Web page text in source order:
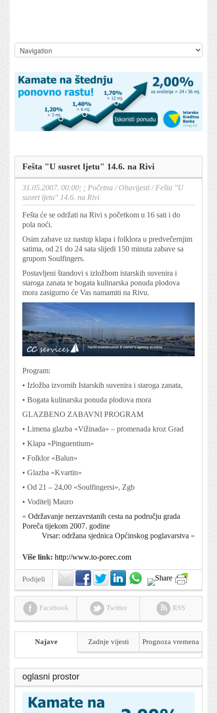
Fešta "U susret ljetu" 14.6. na Rivi
31.05.2007. 00:00; ; Početna /Obavijesti /Fešta "U
susret ljetu" 14.6. na Rivi
Fešta će se održati na Rivi s početkom u 16 sati i do
pola noći.
Osim zabave uz nastup klapa i folklora u predvečernjim
satima, od 21 do 24 sata slijedi 150 minuta zabave sa
grupom Soulfingers.
Postavljeni štandovi s izložbom istarskih suvenira i
staroga zanata te bogata kulinarska ponuda plodova
mora zasigurno će Vas namamiti na Rivu.
Program:
• Izložba izvornih Istarskih suvenira i staroga zanata,
• Bogata kulinarska ponuda plodova mora
GLAZBENO ZABAVNI PROGRAM
• Limena glazba «Vižinada» – promenada kroz Grad
• Klapa «Pinguentium»
• Folklor «Balun»
• Glazba «Kvartin»
• Od 21 – 24,00 «Soulfingersi», Zgb
• Voditelj Mauro
« Održavanje nerzavrstanih cesta na području grada
Poreča tijekom 2007. godine
Vrsar: održana sjednica Općinskog poglavarstva »
Više link: http://www.to-porec.com
Podijeli
Facebook Twitter RSS
Najave Zadnje vijesti Prognoza vremena
oglasni prostor